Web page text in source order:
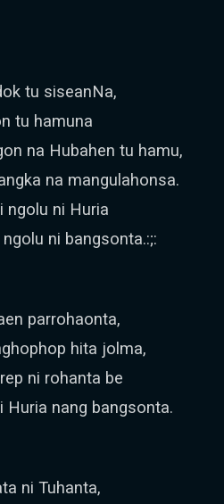
tu siseanNa,
tu hamuna
na Hubahen tu hamu,
na mangulahonsa.
ngolu ni Huria
ni bangsonta.:;:
parrohaonta,
hita jolma,
ni rohanta be
Huria nang bangsonta.
ni Tuhanta,